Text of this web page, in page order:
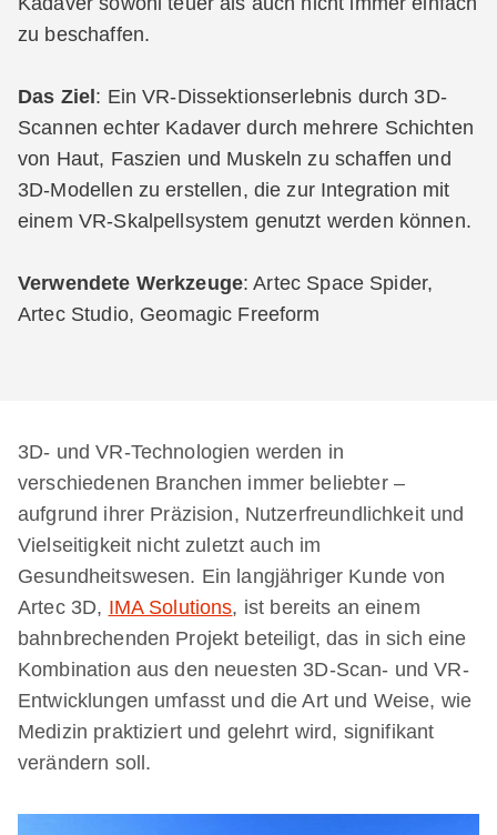
zu beschaffen.
Das Ziel : Ein VR-Dissektionserlebnis durch 3D-
Scannen echter Kadaver durch mehrere Schichten
von Haut, Faszien und Muskeln zu schaffen und
3D-Modellen zu erstellen, die zur Integration mit
einem VR-Skalpellsystem genutzt werden können.
Verwendete Werkzeuge: Artec Space Spider,
Artec Studio, Geomagic Freeform
3D- und VR-Technologien werden in
verschiedenen Branchen immer beliebter –
aufgrund ihrer Präzision, Nutzerfreundlichkeit und
Vielseitigkeit nicht zuletzt auch im
Gesundheitswesen. Ein langjähriger Kunde von
Artec 3D, IMA Solutions, ist bereits an einem
bahnbrechenden Projekt beteiligt, das in sich eine
Kombination aus den neuesten 3D-Scan- und VR-
Entwicklungen umfasst und die Art und Weise, wie
Medizin praktiziert und gelehrt wird, signifikant
verändern soll.